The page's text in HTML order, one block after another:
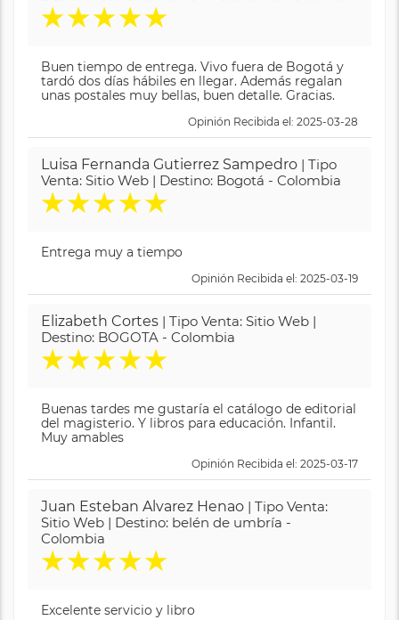
★★★★★
Buen tiempo de entrega. Vivo fuera de Bogotá y
tardó dos días hábiles en llegar. Además regalan
unas postales muy bellas, buen detalle. Gracias.
Opinión Recibida el: 2025-03-28
Luisa Fernanda Gutierrez Sampedro | Tipo
Venta: Sitio Web | Destino: Bogotá - Colombia
★★★★★
Entrega muy a tiempo
Opinión Recibida el: 2025-03-19
Elizabeth Cortes | Tipo Venta: Sitio Web |
Destino: BOGOTA - Colombia
★★★★★
Buenas tardes me gustaría el catálogo de editorial
del magisterio. Y libros para educación. Infantil.
Muy amables
Opinión Recibida el: 2025-03-17
Juan Esteban Alvarez Henao | Tipo Venta:
Sitio Web | Destino: belén de umbría -
Colombia
★★★★★
Excelente servicio y libro